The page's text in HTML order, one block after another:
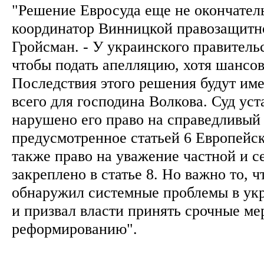
"Решение Евросуда еще не
координатор Винницкой
Гройсман. - У украинского
чтобы подать апелляцию, хотя
Последствия этого решения будут
всего для господина Волкова. Суд
нарушено его право на справедливый
предусмотренное статьей 6
также право на уважение частной и
закреплено в статье 8. Но важно то,
обнаружил системные проблемы в
и призвал власти принять срочные
реформированию".